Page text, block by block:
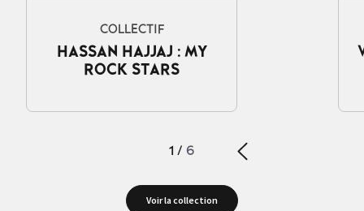
COLLECTIF
HASSAN HAJJAJ : MY
ROCK STARS
1 / 6
Voir la collection